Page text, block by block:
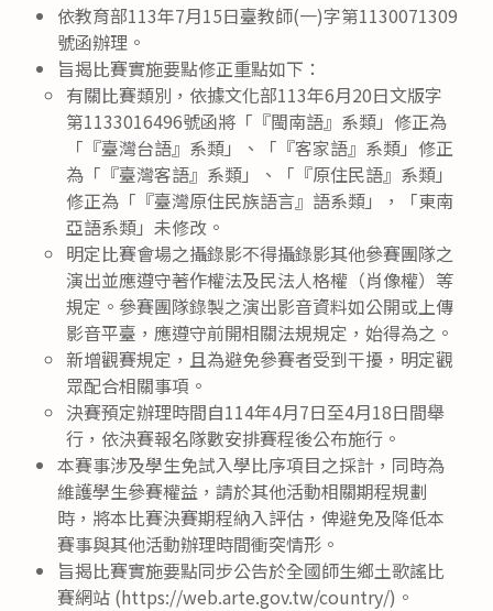
依教育部113年7月15日臺教師(一)字第1130071309
號函辦理。
旨揭比賽實施要點修正重點如下：
有關比賽類別，依據文化部113年6月20日文版字
第1133016496號函將「『閩南語』系類」修正為
「『臺灣台語』系類」、「『客家語』系類」修正
為「『臺灣客語』系類」、「『原住民語』系類」
修正為「『臺灣原住民族語言』語系類」，「東南
亞語系類」未修改。
明定比賽會場之攝錄影不得攝錄影其他參賽團隊之
演出並應遵守著作權法及民法人格權（肖像權）等
規定。參賽團隊錄製之演出影音資料如公開或上傳
影音平臺，應遵守前開相關法規規定，始得為之。
新增觀賽規定，且為避免參賽者受到干擾，明定觀
眾配合相關事項。
決賽預定辦理時間自114年4月7日至4月18日間舉
行，依決賽報名隊數安排賽程後公布施行。
本賽事涉及學生免試入學比序項目之採計，同時為
維護學生參賽權益，請於其他活動相關期程規劃
時，將本比賽決賽期程納入評估，俾避免及降低本
賽事與其他活動辦理時間衝突情形。
旨揭比賽實施要點同步公告於全國師生鄉土歌謠比
賽網站 (https://web.arte.gov.tw/country/)。